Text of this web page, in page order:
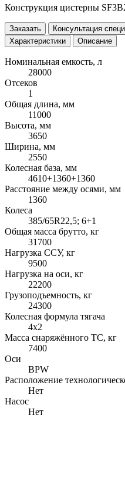
Конструкция цистерны
Заказать Консультация
Характеристики
Описание
Номинальная емкость, л
28000
Отсеков
1
Общая длина, мм
11000
Высота, мм
3650
Ширина, мм
2550
Колесная база, мм
4610+1360+1360
Расстояние между осями, мм
1360
Колеса
385/65R22,5; 6+1
Общая масса брутто, кг
31700
Нагрузка ССУ, кг
9500
Нагрузка на оси, кг
22200
Грузоподъемность, кг
24300
Колесная формула тягача
4x2
Масса снаряжённого ТС, кг
7400
Оси
BPW
Расположение
Нет
Насос
Нет